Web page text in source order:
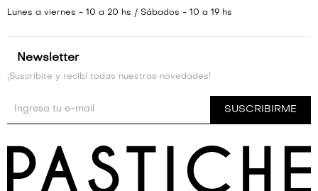
Newsletter
¡Suscribite y recibí todas nuestras novedades!
SUSCRIBIRME
Lunes a viernes - 10 a 20 hs / Sábados - 10 a 19 hs